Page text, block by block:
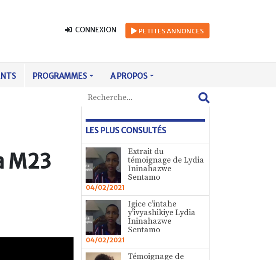
CONNEXION PETITESANNONCES
PROGRAMMES A PROPOS
M23
LES PLUS CONSULTÉS
Extrait du
témoignage de Lydia
Ininahazwe
Sentamo
04/02/2021
Igice c’intahe
y’ivyashikiye Lydia
Ininahazwe
Sentamo
04/02/2021
Témoignage de